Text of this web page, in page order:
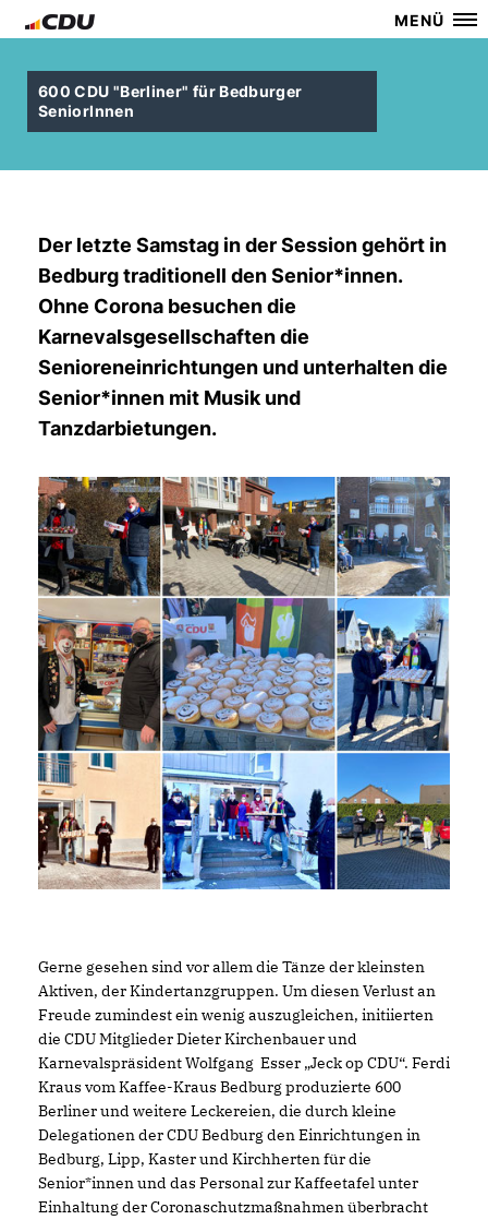
MENÜ
600 CDU "Berliner" für Bedburger
SeniorInnen
Der letzte Samstag in der Session gehört in
Bedburg traditionell den Senior*innen.
Ohne Corona besuchen die
Karnevalsgesellschaften die
Senioreneinrichtungen und unterhalten die
Senior*innen mit Musik und
Tanzdarbietungen.
Gerne gesehen sind vor allem die Tänze der kleinsten
Aktiven, der Kindertanzgruppen. Um diesen Verlust an
Freude zumindest ein wenig auszugleichen, initiierten
die CDU Mitglieder Dieter Kirchenbauer und
Karnevalspräsident Wolfgang Esser „Jeck op CDU“. Ferdi
Kraus vom Kaffee-Kraus Bedburg produzierte 600
Berliner und weitere Leckereien, die durch kleine
Delegationen der CDU Bedburg den Einrichtungen in
Bedburg, Lipp, Kaster und Kirchherten für die
Senior*innen und das Personal zur Kaffeetafel unter
Einhaltung der Coronaschutzmaßnahmen überbracht